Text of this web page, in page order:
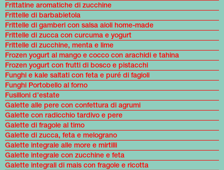
Frittatine aromatiche di zucchine
Frittelle di barbabietola
Frittelle di gamberi con salsa aioli home-made
Frittelle di zucca con curcuma e yogurt
Frittelle di zucchine, menta e lime
Frozen yogurt al mango e cocco con arachidi e tahina
Frozen yogurt con frutti di bosco e pistacchi
Funghi e kale saltati con feta e puré di fagioli
Funghi Portobello al forno
Fusilloni d’estate
Galette alle pere con confettura di agrumi
Galette con radicchio tardivo e pere
Galette di fragole al timo
Galette di zucca, feta e melograno
Galette integrale alle more e mirtilli
Galette integrale con zucchine e feta
Galette integrali di mais con fragole e ricotta